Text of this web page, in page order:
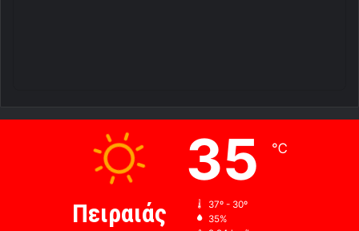
Πειραιάς
35 ℃
37º - 30º
35%